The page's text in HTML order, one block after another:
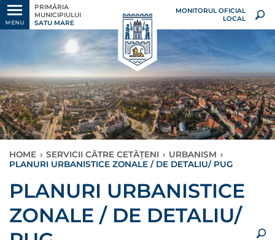
MENU
PRIMĂRIA
MUNICIPIULUI
SATU MARE
MONITORUL OFICIAL
LOCAL
HOME › SERVICII CĂTRE CETĂȚENI › URBANISM ›
PLANURI URBANISTICE ZONALE / DE DETALIU/ PUG
PLANURI URBANISTICE
ZONALE / DE DETALIU/